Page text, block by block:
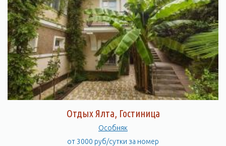
Отдых Ялта, Гостиница
Особняк
от 3000 руб/сутки за номер